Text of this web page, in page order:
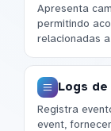
Apresenta
permitindo
relacionadas
Logs
Registra
event,